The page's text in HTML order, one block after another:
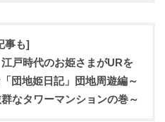
事も]
江戸時代のお姫さまがURを
団地姫日記」団地周遊編～
なタワーマンションの巻～